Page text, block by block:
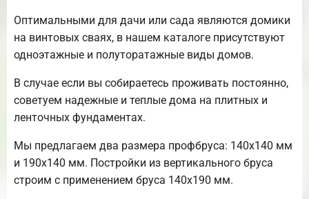
Оптимальными для дачи или сада являются домики
на винтовых сваях, в нашем каталоге присутствуют
одноэтажные и полуторатажные виды домов.
В случае если вы собираетесь проживать постоянно,
советуем надежные и теплые дома на плитных и
ленточных фундаментах.
Мы предлагаем два размера профбруса: 140х140 мм
и 190х140 мм. Постройки из вертикального бруса
строим с применением бруса 140х190 мм.